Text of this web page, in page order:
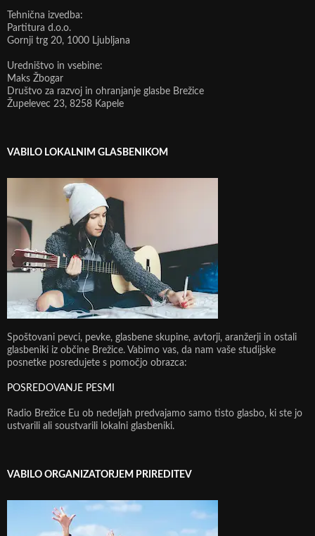
Tehnična izvedba:
Partitura d.o.o.
Gornji trg 20, 1000 Ljubljana
Uredništvo in vsebine:
Maks Žbogar
Društvo za razvoj in ohranjanje glasbe Brežice
Župelevec 23, 8258 Kapele
VABILO LOKALNIM GLASBENIKOM
Spoštovani pevci, pevke, glasbene skupine, avtorji, aranžerji in ostali
glasbeniki iz občine Brežice. Vabimo vas, da nam vaše studijske
posnetke posredujete s pomočjo obrazca:
POSREDOVANJE PESMI
Radio Brežice Eu ob nedeljah predvajamo samo tisto glasbo, ki ste jo
ustvarili ali soustvarili lokalni glasbeniki.
VABILO ORGANIZATORJEM PRIREDITEV